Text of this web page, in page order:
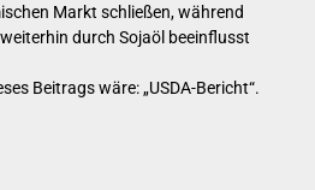
Markt schließen, während
durch Sojaöl beeinflusst
Beitrags wäre: „USDA-Bericht“.